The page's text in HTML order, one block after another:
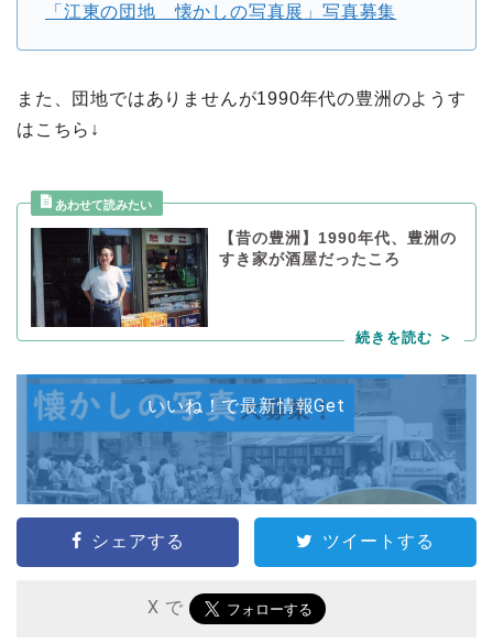
「江東の団地 懐かしの写真展」写真募集
また、団地ではありませんが1990年代の豊洲のようす
はこちら↓
【昔の豊洲】1990年代、豊洲の
すき家が酒屋だったころ
いいね！で最新情報Get
シェアする ツイートする
X で